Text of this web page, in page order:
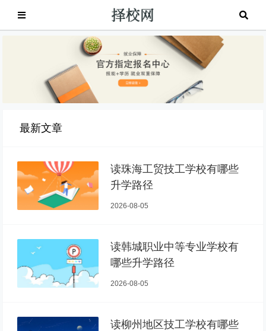
最新文章
读珠海工贸技工学校有哪些
升学路径
2026-08-05
读韩城职业中等专业学校有
哪些升学路径
2026-08-05
读柳州地区技工学校有哪些